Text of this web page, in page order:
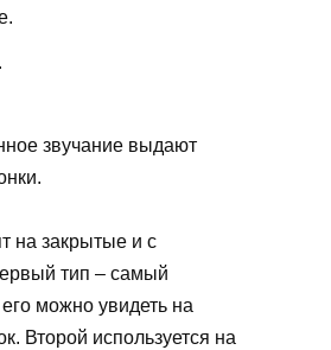
звучание выдают
на закрытые и с
тип – самый
можно увидеть на
Второй используется на